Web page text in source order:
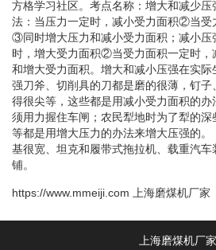
方格学习社区。考点名称：增大和减少
法：当压力一定时，减小受力面积②当受
③同时增大压力和减小受力面积；减小压
时，增大受力面积②当受力面积一定时
和增大受力面积。增大和减小压强在实
强刀斧、切削具的刀都是磨的很薄，钉
得很尖等，这些都是用减小受力面积的
须用力握住车闸；农民犁地时为了犁的深
等都是用增大压力的办法来增大压强的
基很宽、坦克和履带式拖拉机、载重汽
铺。
https://www.mmeiji.com 上海磨煤机厂家
上海磨煤机厂家